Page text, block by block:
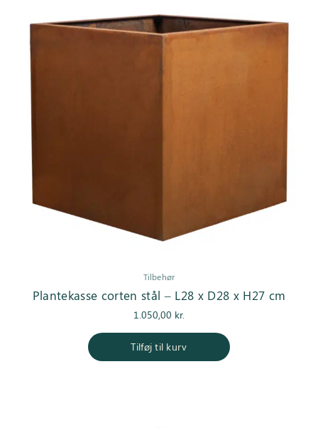
Tilbehør
Plantekasse corten stål – L28 x D28 x H27 cm
1.050,00 kr.
Tilføj til kurv